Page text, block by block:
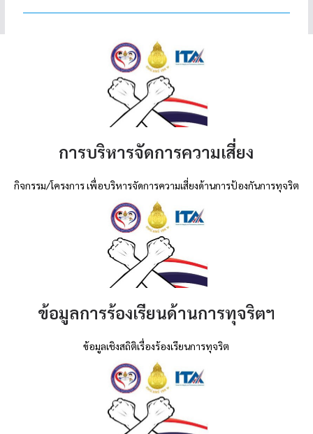
การบริหารจัดการความเสี่ยง
กิจกรรม/โครงการ เพื่อบริหารจัดการความเสี่ยงด้านการป้องกันการทุจริต
ข้อมูลการร้องเรียนด้านการทุจริตฯ
ข้อมูลเชิงสถิติเรื่องร้องเรียนการทุจริต